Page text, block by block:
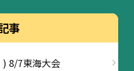
事
) 8/7東海大会